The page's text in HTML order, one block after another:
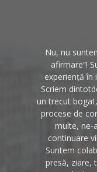
Nu, nu
afirmare”!
experiență în
Scriem
un trecut
procese de
multe, ne-
continuare
Suntem
presă, ziare,